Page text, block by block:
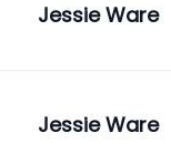
Jessie Ware
Jessie Ware